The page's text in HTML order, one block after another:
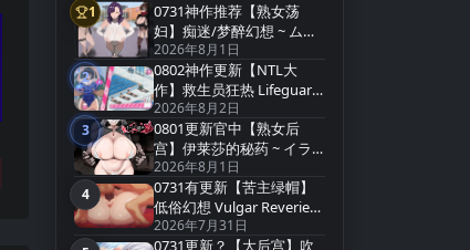
第1名
1
0731神作推荐【熟女荡
妇】痴迷/梦醉幻想 ~ ムチ
ューファンタジー
v0.20a【官方中文】
2026年8月1日
第2名
2
0802神作更新【NTL大
作】救生员狂热 Lifeguard
Holic Demo v0.9.4-A【官
中无码】
2026年8月2日
第3名
3
0801更新官中【熟女后
宫】伊莱莎的秘药 ~ イラ
イザの秘薬 ~ Eliza`s Secret
Potion【官方中文】
2026年8月1日
第4名
4
0731有更新【苦主绿帽】
低俗幻想 Vulgar Reverie
v0.22【中文汉化】
2026年7月31日
0731更新？【大后宫】吹